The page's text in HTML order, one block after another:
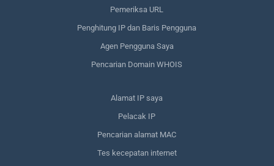
Pemeriksa URL
Penghitung IP dan Baris Pengguna
Agen Pengguna Saya
Pencarian Domain WHOIS
Alamat IP saya
Pelacak IP
Pencarian alamat MAC
Tes kecepatan internet